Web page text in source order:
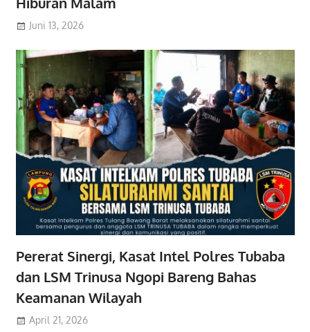
Juni 13, 2026
Pererat Sinergi, Kasat Intel Polres Tubaba
dan LSM Trinusa Ngopi Bareng Bahas
Keamanan Wilayah
April 21, 2026